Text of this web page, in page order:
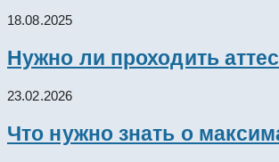
18.08.2025
Нужно ли проходить
23.02.2026
Что нужно знать о